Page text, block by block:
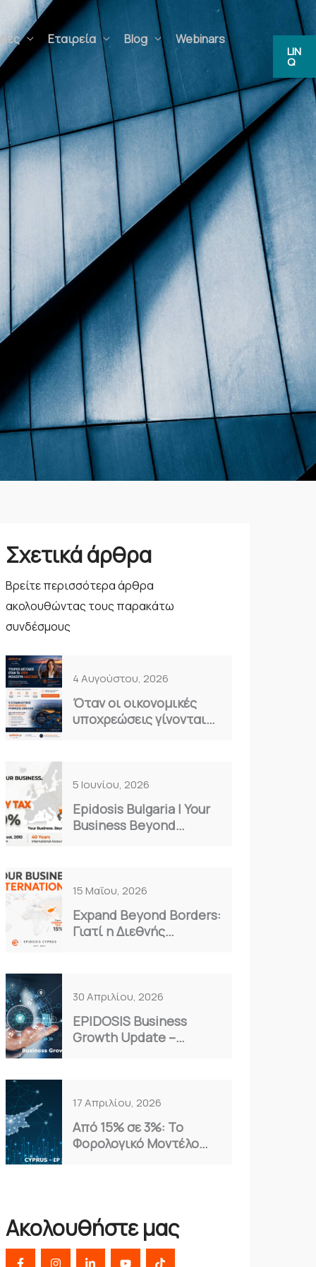
Εταιρεία Blog Webinars FAQs
LIN
Q
Σχετικά άρθρα
Βρείτε περισσότερα άρθρα
ακολουθώντας τους παρακάτω
συνδέσμους
4 Αυγούστου, 2026
Όταν οι οικονομικές
υποχρεώσεις γίνονται
5 Ιουνίου, 2026
Epidosis Bulgaria | Your
Business Beyond
15 Μαΐου, 2026
Expand Beyond Borders:
Γιατί η Διεθνής
30 Απριλίου, 2026
EPIDOSIS Business
Growth Update –
17 Απριλίου, 2026
Από 15% σε 3%: Το
Φορολογικό Μοντέλο
Ακολουθήστε μας
F I L Y T